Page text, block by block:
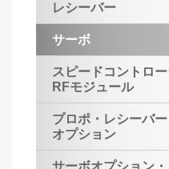
レシーバー
サーボ
スピードコントロ
RFモジュール
プロポ・レシーバー
オプション
サーボオプション・